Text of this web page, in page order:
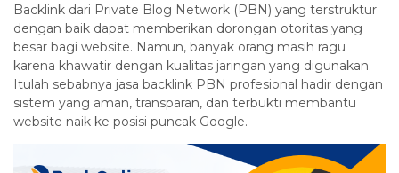
Backlink dari Private Blog Network (PBN) yang terstruktur
dengan baik dapat memberikan dorongan otoritas yang
besar bagi website. Namun, banyak orang masih ragu
karena khawatir dengan kualitas jaringan yang digunakan.
Itulah sebabnya jasa backlink PBN profesional hadir dengan
sistem yang aman, transparan, dan terbukti membantu
website naik ke posisi puncak Google.